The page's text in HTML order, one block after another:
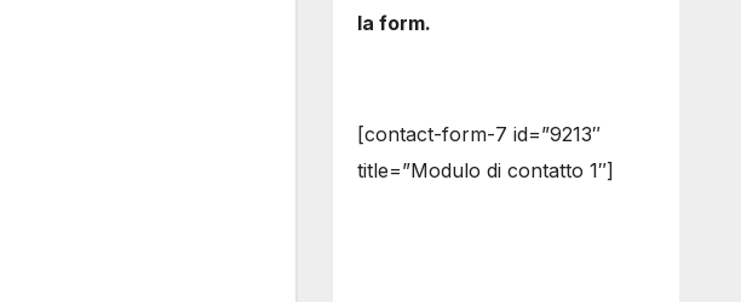
la form.
[contact-form-7 id=”9213″
title=”Modulo di contatto 1″]